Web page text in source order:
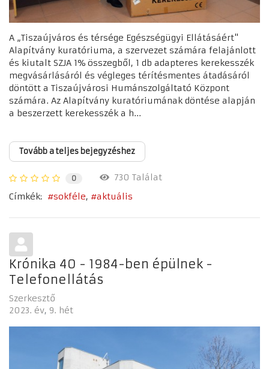
A „Tiszaújváros és térsége Egészségügyi Ellátásáért"
Alapítvány kuratóriuma, a szervezet számára felajánlott
és kiutalt SZJA 1% összegből, 1 db adapteres kerekesszék
megvásárlásáról és végleges térítésmentes átadásáról
döntött a Tiszaújvárosi Humánszolgáltató Központ
számára. Az Alapítvány kuratóriumának döntése alapján
a beszerzett kerekesszék a h...
Tovább a teljes bejegyzéshez
0
730 Találat
Címkék:
sokféle aktuális
Krónika 40 - 1984-ben épülnek -
Telefonellátás
Szerkesztő
2023. év 9. hét